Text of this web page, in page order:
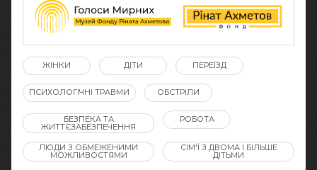
ЖІНКИ ДІТИ ПЕРЕЇЗД
ПСИХОЛОГІЧНІ ТРАВМИ ОБСТРІЛИ
БЕЗПЕКА ТА
ЖИТТЄЗАБЕЗПЕЧЕННЯ
РОБОТА
ЛЮДИ З ОБМЕЖЕНИМИ
МОЖЛИВОСТЯМИ
СІМ'Ї З ДВОМА І БІЛЬШЕ
ДІТЬМИ